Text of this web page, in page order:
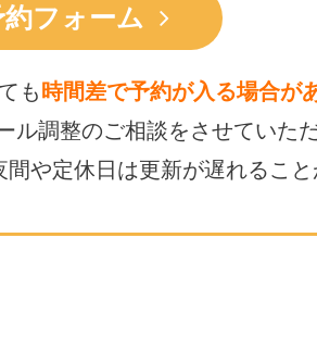
約フォーム
も 時間差で予約が入る場合が
ル調整のご相談をさせていた
間や定休日は更新が遅れること